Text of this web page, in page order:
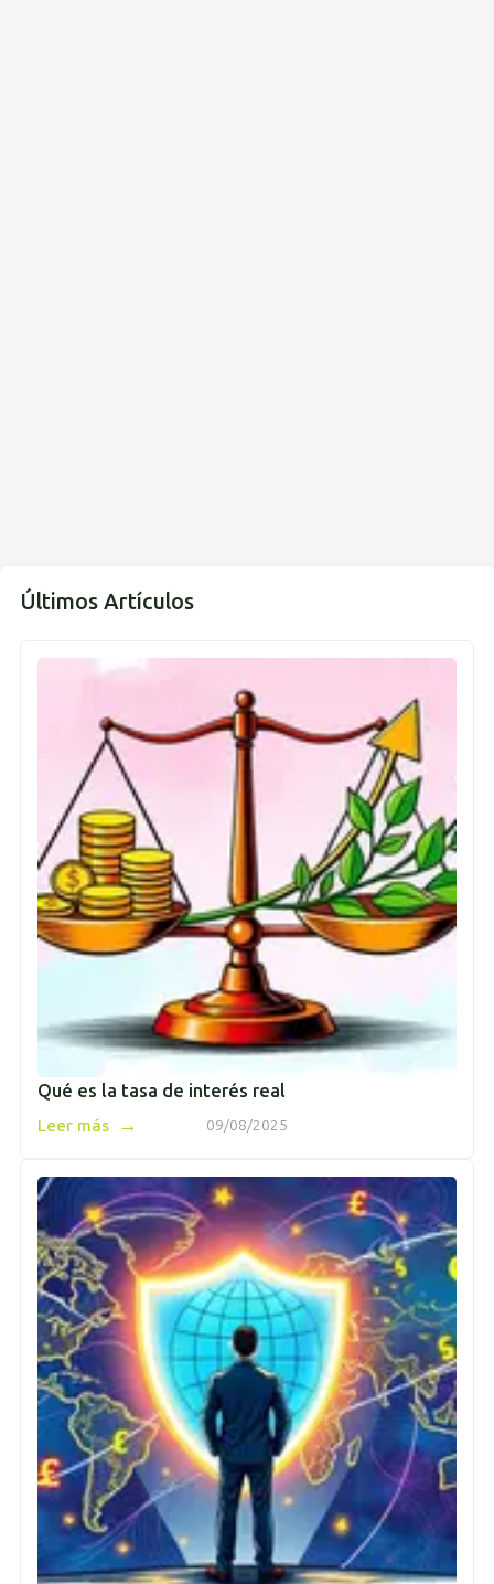
Últimos Artículos
Qué es la tasa de interés real
09/08/2025
Leer más →